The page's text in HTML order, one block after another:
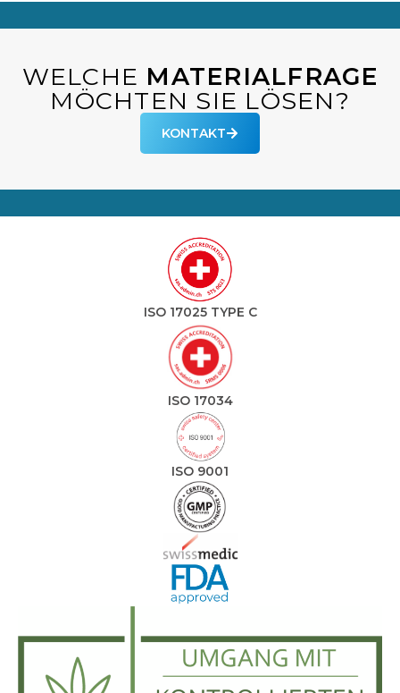
WELCHE MATERIALFRAGE
MÖCHTEN SIE LÖSEN?
KONTAKT
ISO 17025 TYPE C
ISO 17034
ISO 9001